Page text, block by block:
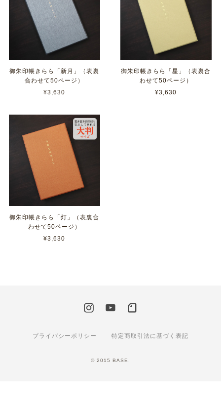
御朱印帳きらら「新月」（表裏
合わせて50ページ）
¥3,630
御朱印帳きらら「星」（表裏合
わせて50ページ）
¥3,630
御朱印帳きらら「灯」（表裏合
わせて50ページ）
¥3,630
プライバシーポリシー 特定商取引法に基づく表記
© 2015 BASE.